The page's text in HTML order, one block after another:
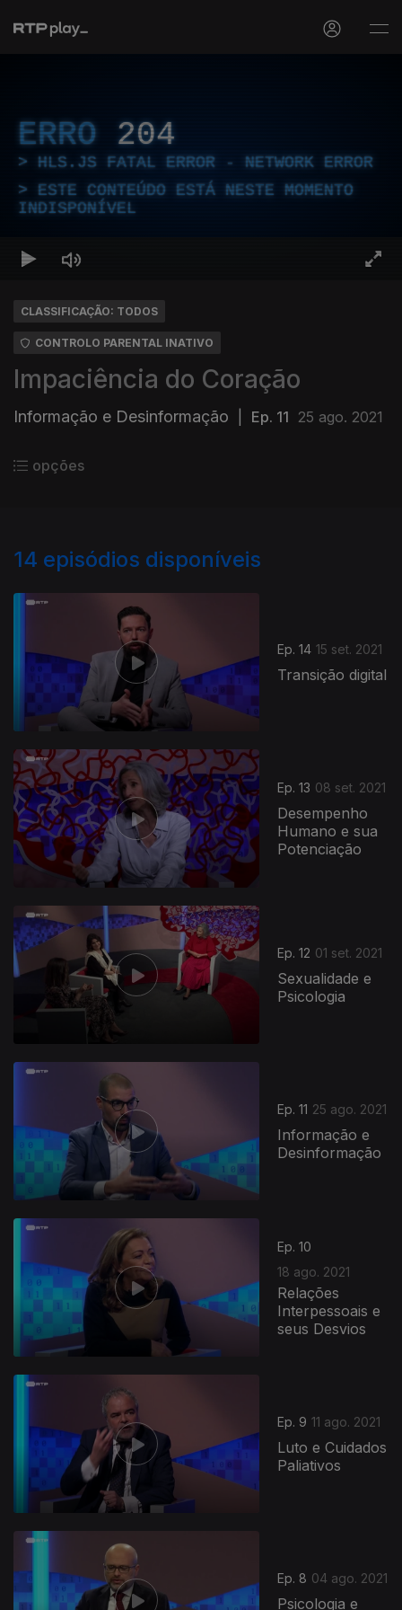
ERRO 204
HLS.JS FATAL ERROR - NETWORK ERROR
ESTE CONTEÚDO ESTÁ NESTE MOMENTO
INDISPONÍVEL
CLASSIFICAÇÃO: TODOS
CONTROLO PARENTAL INATIVO
Impaciência do Coração
Informação e Desinformação Ep. 11 25 ago. 2021
opções
14 episódios disponíveis
Ep. 14 15 set. 2021
Transição digital
Ep. 13 08 set. 2021
Desempenho
Humano e sua
Potenciação
Ep. 12 01 set. 2021
Sexualidade e
Psicologia
Ep. 11 25 ago. 2021
Informação e
Desinformação
Ep. 10
18 ago. 2021
Relações
Interpessoais e
seus Desvios
Ep. 9 11 ago. 2021
Luto e Cuidados
Paliativos
Ep. 8 04 ago. 2021
Psicologia e